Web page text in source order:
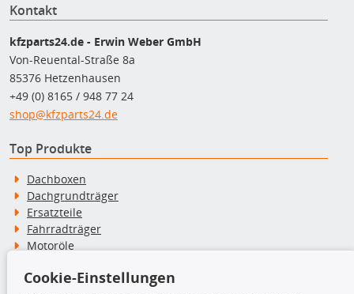
Kontakt
kfzparts24.de - Erwin Weber GmbH
Von-Reuental-Straße 8a
85376 Hetzenhausen
+49 (0) 8165 / 948 77 24
shop@kfzparts24.de
Top Produkte
Dachboxen
Dachgrundträger
Ersatzteile
Fahrradträger
Motoröle
Schneeketten
Cookie-Einstellungen